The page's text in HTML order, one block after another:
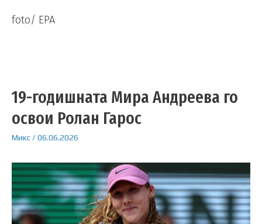
foto/ EPA
19-годишната Мира Андреева го
освои Ролан Гарос
Микс/06.06.2026